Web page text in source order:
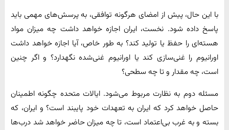
با این حال، پیش از امضای هرگونه توافقی، به پرسش‌های مهمی باید
پاسخ داده شود. نخست، ایران اجازه خواهد داشت چه میزان مواد
هسته‌ای را حفظ یا تولید کند؟ به طور خاص، آیا اجازه خواهد داشت
اورانیوم را غنی‌سازی کند یا اورانیوم غنی‌شده نگهدارد؟ و اگر چنین
است، چه مقدار و تا چه سطحی؟
مسئله دوم به نظارت مربوط می‌شود. ایالات متحده چگونه اطمینان
حاصل خواهد کرد که ایران به تعهدات خود پایبند است؟ و ایران، که
بسته و به غرب بی‌اعتماد است، تا چه میزان حاضر خواهد شد درب‌ها